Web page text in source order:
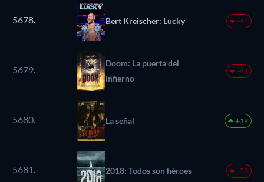
5678. Bert Kreischer: Lucky -48
5679.
Doom: La puerta del
infierno
-44
5680. La señal +19
5681. 2018: Todos son héroes -53